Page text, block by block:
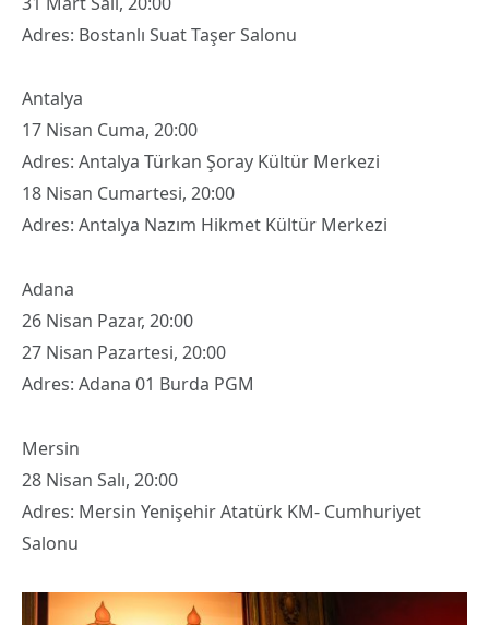
Adres: Bostanlı Suat Taşer Salonu
Antalya
17 Nisan Cuma, 20:00
Adres: Antalya Türkan Şoray Kültür Merkezi
18 Nisan Cumartesi, 20:00
Adres: Antalya Nazım Hikmet Kültür Merkezi
Adana
26 Nisan Pazar, 20:00
27 Nisan Pazartesi, 20:00
Adres: Adana 01 Burda PGM
Mersin
28 Nisan Salı, 20:00
Adres: Mersin Yenişehir Atatürk KM- Cumhuriyet
Salonu